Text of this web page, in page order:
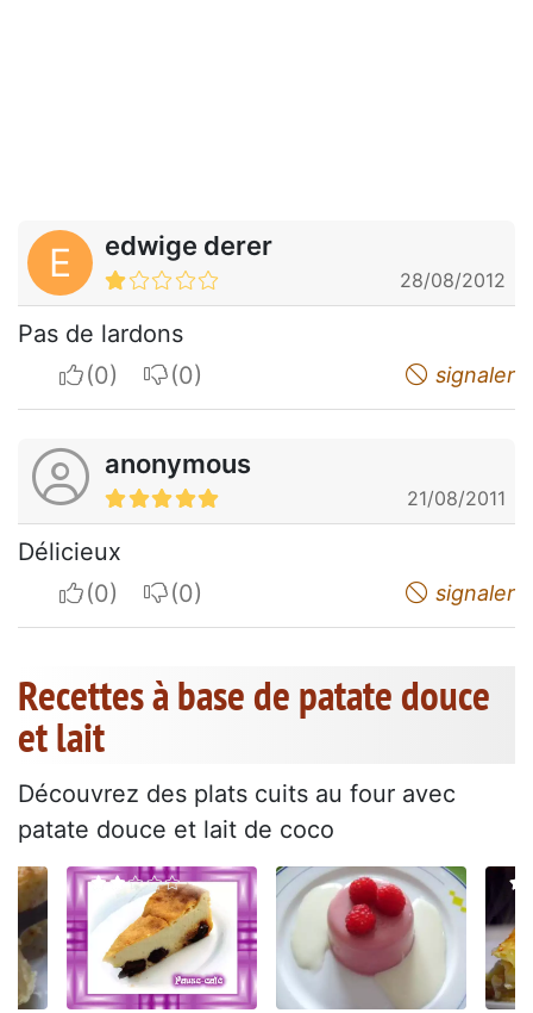
E edwige derer
28/08/2012
Pas de lardons
I apreciateI do not appreciate signaler
anonymous
21/08/2011
Délicieux
I apreciateI do not appreciate signaler
Recettes à base de patate douce
et lait
Découvrez des plats cuits au four avec
patate douce et lait de coco